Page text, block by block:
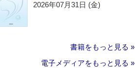
2026年07月31日 (金)
書籍をもっと見る »
電子メディアをもっと見る »